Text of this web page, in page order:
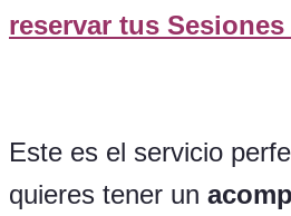
reservar tus
Este es el servicio
quieres tener un